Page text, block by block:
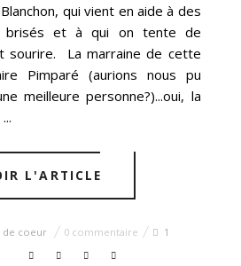
qui vient en aide à des
brisés et à qui on tente de
sourire. La marraine de cette
Pimparé (aurions nous pu
meilleure personne?)...oui, la
L'ARTICLE
de coeur 0 commentaire 1